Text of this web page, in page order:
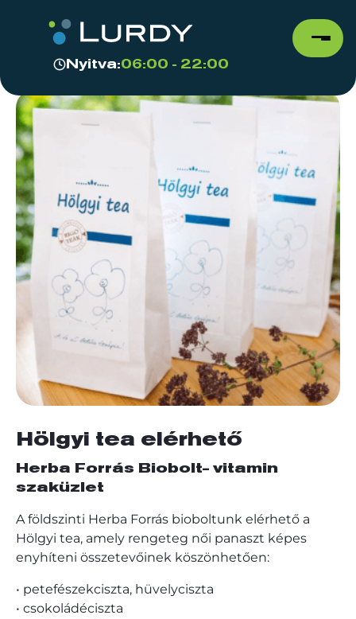
Nyitva:06:00 - 22:00
Hölgyi tea elérhető
Herba Forrás Biobolt- vitamin
szaküzlet
A földszinti Herba Forrás bioboltunk elérhető a
Hölgyi tea, amely rengeteg női panaszt képes
enyhíteni összetevőinek köszönhetően:
• petefészekciszta, hüvelyciszta
• csokoládéciszta